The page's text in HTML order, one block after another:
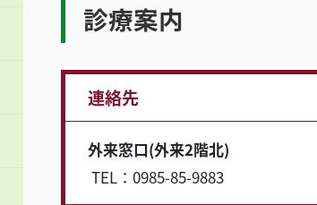
診療案内
連絡先
外来窓口(外来2階北)
TEL：0985-85-9883